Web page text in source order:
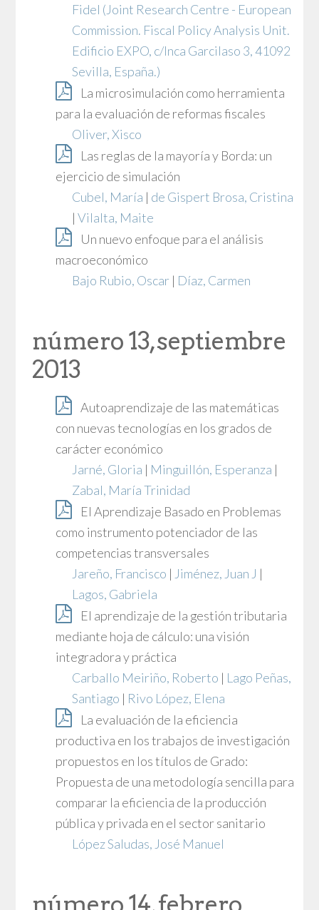
Fidel (Joint Research Centre - European
Commission. Fiscal Policy Analysis Unit.
Edificio EXPO, c/Inca Garcilaso 3, 41092
Sevilla, España.)
La microsimulación como herramienta
para la evaluación de reformas fiscales
Oliver, Xisco
Las reglas de la mayoría y Borda: un
ejercicio de simulación
Cubel, María | de Gispert Brosa, Cristina
| Vilalta, Maite
Un nuevo enfoque para el análisis
macroeconómico
Bajo Rubio, Oscar | Díaz, Carmen
número 13, septiembre
2013
Autoaprendizaje de las matemáticas
con nuevas tecnologías en los grados de
carácter económico
Jarné, Gloria | Minguillón, Esperanza |
Zabal, María Trinidad
El Aprendizaje Basado en Problemas
como instrumento potenciador de las
competencias transversales
Jareño, Francisco | Jiménez, Juan J |
Lagos, Gabriela
El aprendizaje de la gestión tributaria
mediante hoja de cálculo: una visión
integradora y práctica
Carballo Meiriño, Roberto | Lago Peñas,
Santiago | Rivo López, Elena
La evaluación de la eficiencia
productiva en los trabajos de investigación
propuestos en los títulos de Grado:
Propuesta de una metodología sencilla para
comparar la eficiencia de la producción
pública y privada en el sector sanitario
López Saludas, José Manuel